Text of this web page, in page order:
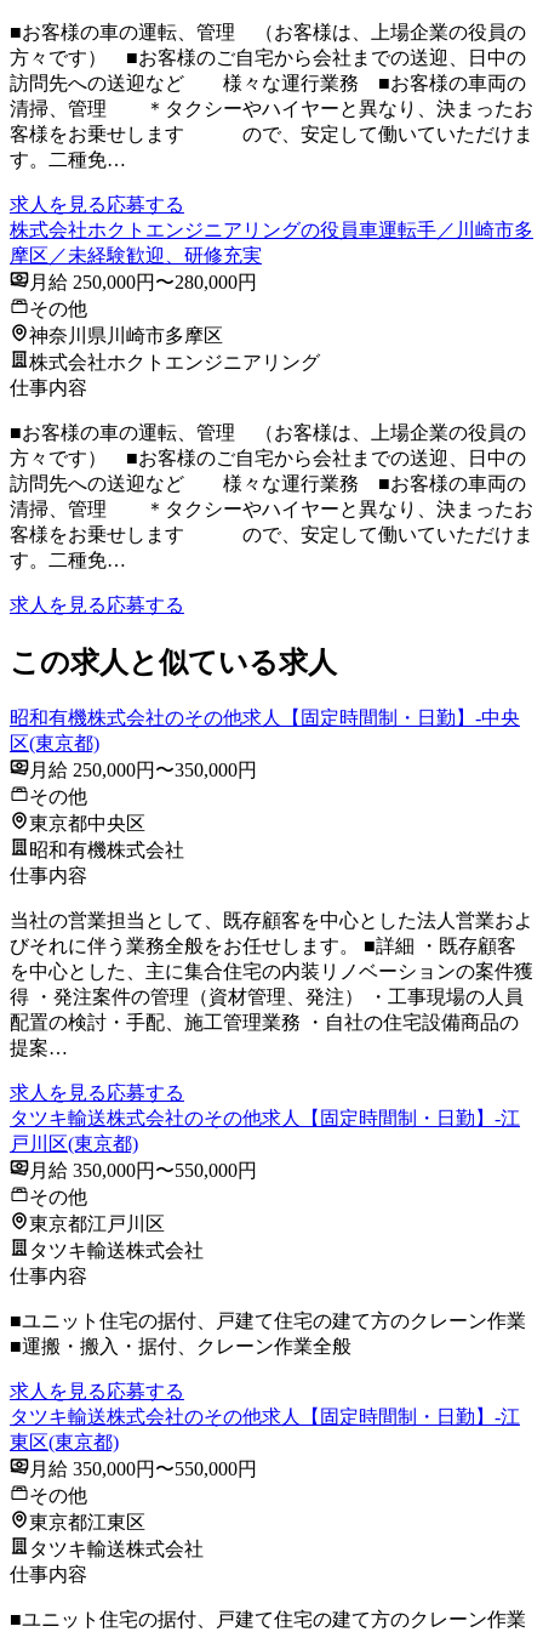
■お客様の車の運転、管理 （お客様は、上場企業の役員の
方々です） ■お客様のご自宅から会社までの送迎、日中の
訪問先への送迎など 様々な運行業務 ■お客様の車両の
清掃、管理 ＊タクシーやハイヤーと異なり、決まったお
客様をお乗せします ので、安定して働いていただけま
す。二種免…
求人を見る応募する
株式会社ホクトエンジニアリングの役員車運転手／川崎市多
摩区／未経験歓迎、研修充実
月給 250,000円〜280,000円
その他
神奈川県川崎市多摩区
株式会社ホクトエンジニアリング
仕事内容
■お客様の車の運転、管理 （お客様は、上場企業の役員の
方々です） ■お客様のご自宅から会社までの送迎、日中の
訪問先への送迎など 様々な運行業務 ■お客様の車両の
清掃、管理 ＊タクシーやハイヤーと異なり、決まったお
客様をお乗せします ので、安定して働いていただけま
す。二種免…
求人を見る応募する
この求人と似ている求人
昭和有機株式会社のその他求人【固定時間制・日勤】-中央
区(東京都)
月給 250,000円〜350,000円
その他
東京都中央区
昭和有機株式会社
仕事内容
当社の営業担当として、既存顧客を中心とした法人営業およ
びそれに伴う業務全般をお任せします。 ■詳細 ・既存顧客
を中心とした、主に集合住宅の内装リノベーションの案件獲
得 ・発注案件の管理（資材管理、発注） ・工事現場の人員
配置の検討・手配、施工管理業務 ・自社の住宅設備商品の
提案…
求人を見る応募する
タツキ輸送株式会社のその他求人【固定時間制・日勤】-江
戸川区(東京都)
月給 350,000円〜550,000円
その他
東京都江戸川区
タツキ輸送株式会社
仕事内容
■ユニット住宅の据付、戸建て住宅の建て方のクレーン作業
■運搬・搬入・据付、クレーン作業全般
求人を見る応募する
タツキ輸送株式会社のその他求人【固定時間制・日勤】-江
東区(東京都)
月給 350,000円〜550,000円
その他
東京都江東区
タツキ輸送株式会社
仕事内容
■ユニット住宅の据付、戸建て住宅の建て方のクレーン作業